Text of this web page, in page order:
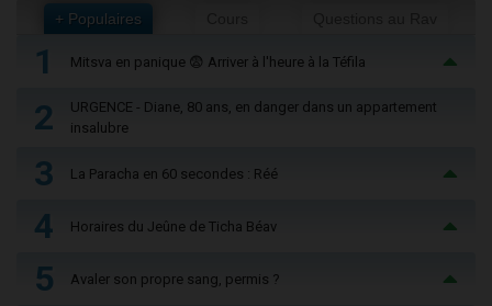
+ Populaires
1 Mitsva en panique 😨 Arriver à l'heure à la Téfila
2
URGENCE - Diane, 80 ans, en danger dans un appartement
insalubre
3 La Paracha en 60 secondes : Réé
4 Horaires du Jeûne de Ticha Béav
5 Avaler son propre sang, permis ?